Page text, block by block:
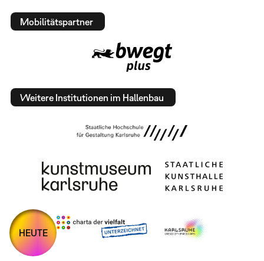
Mobilitätspartner
Weitere Institutionen im Hallenbau
HEUTE